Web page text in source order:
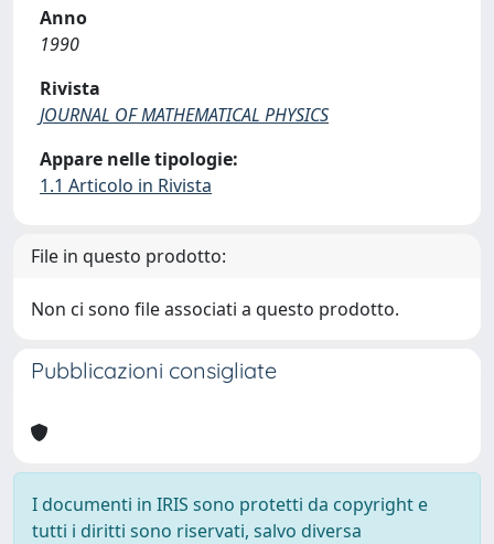
Anno
1990
Rivista
JOURNAL OF MATHEMATICAL PHYSICS
Appare nelle tipologie:
1.1 Articolo in Rivista
File in questo prodotto:
Non ci sono file associati a questo prodotto.
Pubblicazioni consigliate
I documenti in IRIS sono protetti da copyright e
tutti i diritti sono riservati, salvo diversa